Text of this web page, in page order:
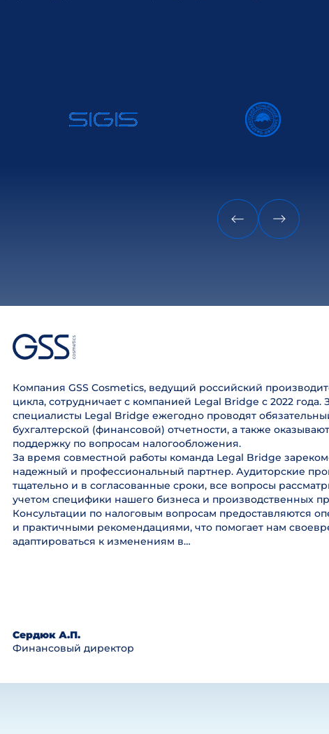
Компания GSS Cosmetics, ведущий российский
цикла, сотрудничает с компанией Legal Bridge с 2022 года.
специалисты Legal Bridge ежегодно проводят
бухгалтерской (финансовой) отчетности, а также
поддержку по вопросам налогообложения.
За время совместной работы команда Legal Bridge
надежный и профессиональный партнер. Аудиторские
тщательно и в согласованные сроки, все вопросы
учетом специфики нашего бизнеса и производственных
Консультации по налоговым вопросам предоставляются
и практичными рекомендациями, что помогает нам
адаптироваться к изменениям в…
Сердюк А.П.
Финансовый директор